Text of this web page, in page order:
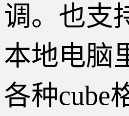
调。也支
本地电脑
各种cube